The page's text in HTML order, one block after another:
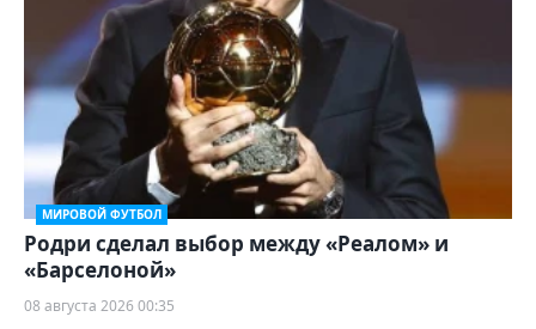
МИРОВОЙ ФУТБОЛ
Родри сделал выбор между «Реалом» и
«Барселоной»
08 августа 2026 00:35